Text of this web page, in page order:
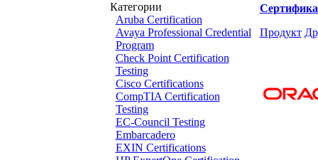
Категории
Aruba Certification
Avaya Professional Credential
Program
Check Point Certification
Testing
Cisco Certifications
CompTIA Certification
Testing
EC-Council Testing
Embarcadero
EXIN Certifications
Продукт